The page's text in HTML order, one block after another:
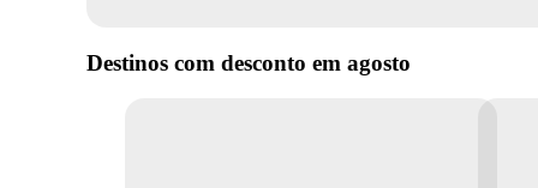
Destinos com desconto em agosto